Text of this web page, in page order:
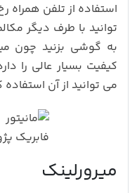
استفاده از تلفن
توانید با طرف دیگر
به گوشی بزنید چون
کیفیت بسیار عالی را
می توانید از آن استفاده
میرورلینک